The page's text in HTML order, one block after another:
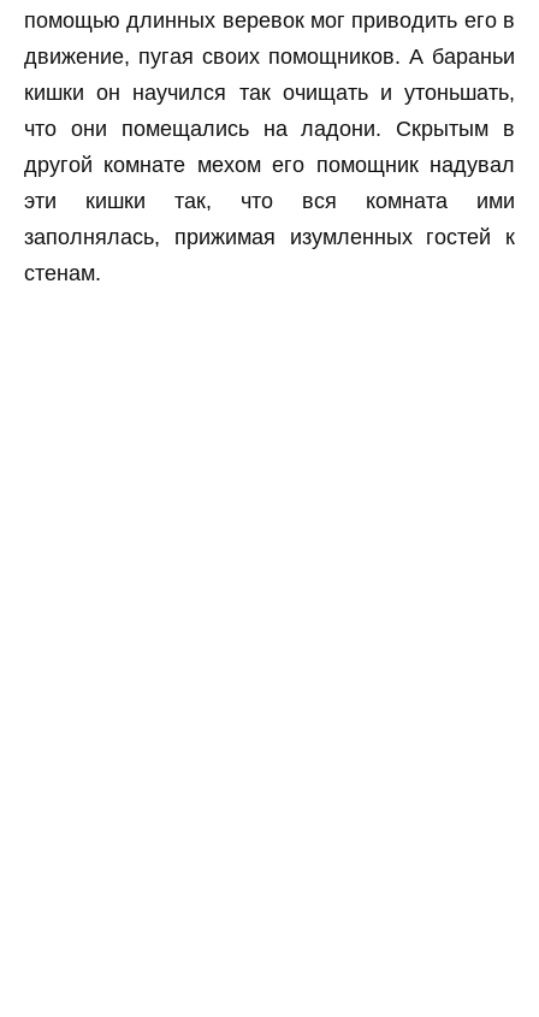
помощью длинных веревок мог приводить его в
движение, пугая своих помощников. А бараньи
кишки он научился так очищать и утоньшать,
что они помещались на ладони. Скрытым в
другой комнате мехом его помощник надувал
эти кишки так, что вся комната ими
заполнялась, прижимая изумленных гостей к
стенам.